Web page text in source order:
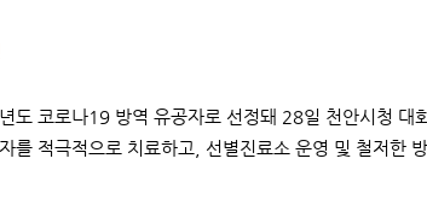
도 코로나19 방역 유공자로 선정돼 28일 천안시청 대
를 적극적으로 치료하고, 선별진료소 운영 및 철저한